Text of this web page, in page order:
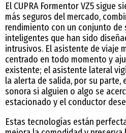
El CUPRA Formentor VZ5 sigue
más seguros del mercado,
rendimiento con un conjunto de
inteligentes que han sido
intrusivos. El asistente de viaje
centrado en todo momento y
existente; el asistente lateral
la alerta de salida, por su parte,
sonora si alguien o algo se
estacionado y el conductor
Estas tecnologías están